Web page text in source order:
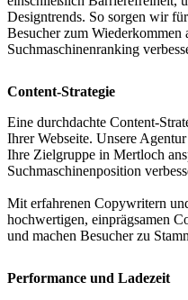
Designtrends. So sorgen wir
Besucher zum Wiederkommen
Suchmaschinenranking
Content-Strategie
Eine durchdachte Content-
Ihrer Webseite. Unsere
Ihre Zielgruppe in Mertloch
Suchmaschinenposition
Mit erfahrenen Copywritern
hochwertigen, einprägsamen
und machen Besucher zu
Performance und Ladezeit